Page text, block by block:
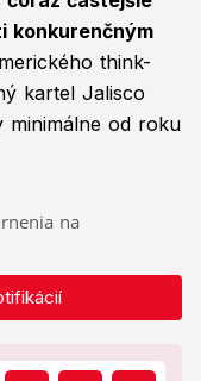
konkurenčným
think-
kartel Jalisco
minimálne od roku
na